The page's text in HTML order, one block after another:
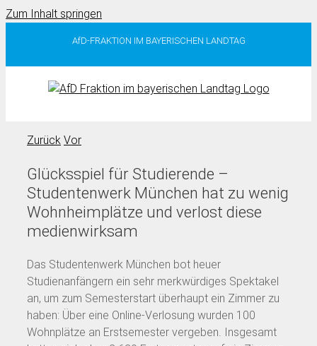
Zum Inhalt springen
AfD-FRAKTION IM BAYERISCHEN LANDTAG
Zurück Vor
Glücksspiel für Studierende –
Studentenwerk München hat zu wenig
Wohnheimplätze und verlost diese
medienwirksam
Das Studentenwerk München bot heuer
Studienanfängern ein sehr merkwürdiges Spektakel
an, um zum Semesterstart überhaupt ein Zimmer zu
haben: Über eine Online-Verlosung wurden 100
Wohnplätze an Erstsemester vergeben. Insgesamt